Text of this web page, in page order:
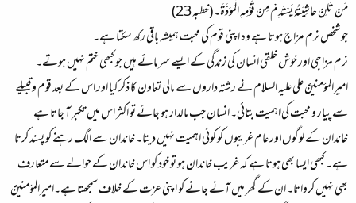
مَنْ تَلِنْ حاشِيَتُہٗ يَسْتَدِمْ مِنْ قَوْمِهِ الْمَوَدَّةَ۔ (خطبہ 23)
جو شخص نرم مزاج ہوتا ہے وہ اپنی قوم کی محبت ہمیشہ باقی رکھ سکتا ہے۔
نرم مزاجی اور خوش خلقی انسان کی زندگی کے ایسے سرمائے ہیں جو کبھی ختم نہیں ہوتے۔
امیرالمؤمنینؑ علی علیہ السلام نے رشتہ داروں سے مالی تعاون کا ذکر کیا اور اس کے بعد قوم و قبیلے
سے پیار و محبت کی اہمیت بتائی۔ انسان جب مالدار ہو جائے تو اکثر اس میں تکبر آ جاتا ہے
خاندان کے لوگوں اور عام غریبوں کو کوئی اہمیت نہیں دیتا۔ خاندان سے الگ رہنے کو پسند کرتا
ہے۔ کبھی ایسا بھی ہوتا ہے کہ غریب خاندان ہو تو خود کو اس خاندان کے حوالے سے متعارف
بھی نہیں کرواتا۔ ان کے گھر میں آنے جانے کو اپنی عزت کے خلاف سمجھتا ہے۔امیرالمؤمنینؑ